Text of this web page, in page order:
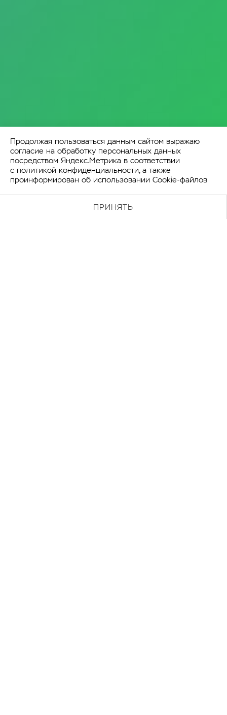
Продолжая пользоваться данным сайтом выражаю
согласие на обработку персональных данных
посредством Яндекс.Метрика в соответствии
с политикой конфиденциальности, а также
проинформирован об использовании Cookie-файлов
ПРИНЯТЬ